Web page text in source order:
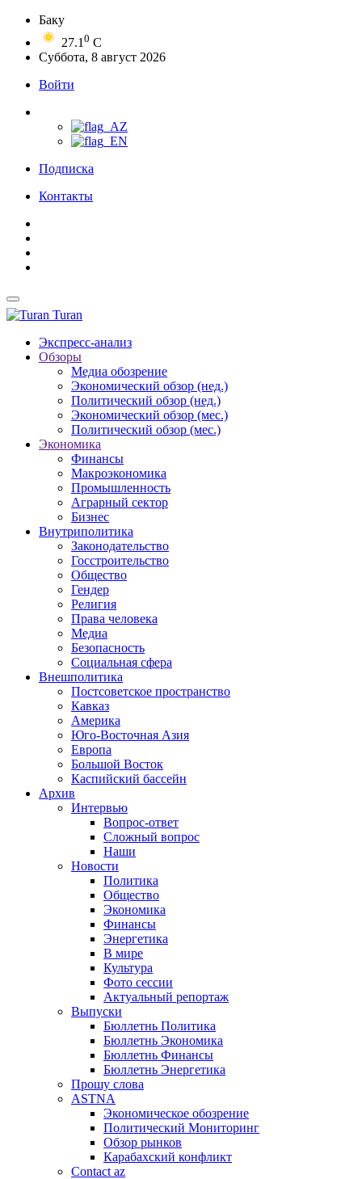
Баку
27.1 0 C
Суббота, 8 август 2026
Войти
Подписка
Контакты
Turan
Экспресс-анализ
Обзоры
Медиа обозрение
Экономический обзор (нед.)
Политический обзор (нед.)
Экономический обзор (мес.)
Политический обзор (мес.)
Экономика
Финансы
Макроэкономика
Промышленность
Аграрный сектор
Бизнес
Внутриполитика
Законодательство
Госстроительство
Общество
Гендер
Религия
Права человека
Медиа
Безопасность
Социальная сфера
Внешполитика
Постсоветское пространство
Кавказ
Америка
Юго-Восточная Азия
Европа
Большой Восток
Каспийский бассейн
Архив
Интервью
Вопрос-ответ
Сложный вопрос
Наши
Новости
Политика
Общество
Экономика
Финансы
Энергетика
В мире
Культура
Фото сессии
Актуальный репортаж
Выпуски
Бюллетнь Политика
Бюллетнь Экономика
Бюллетнь Финансы
Бюллетнь Энергетика
Прошу слова
ASTNA
Экономическое обозрение
Политический Мониторинг
Обзор рынков
Карабахский конфликт
Contact az